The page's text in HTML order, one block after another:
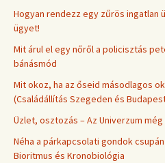
Hogyan rendezz egy zűrös ingatlan
ügyet!
Mit árul el egy nőről a policisztás
bánásmód
Mit okoz, ha az őseid másodlagos
(Családállítás Szegeden és
Üzlet, osztozás – Az Univerzum
Néha a párkapcsolati gondok
Bioritmus és Kronobiológia